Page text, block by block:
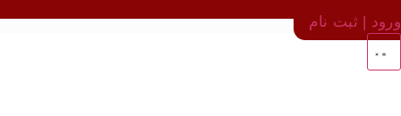
ورود | ثبت نام